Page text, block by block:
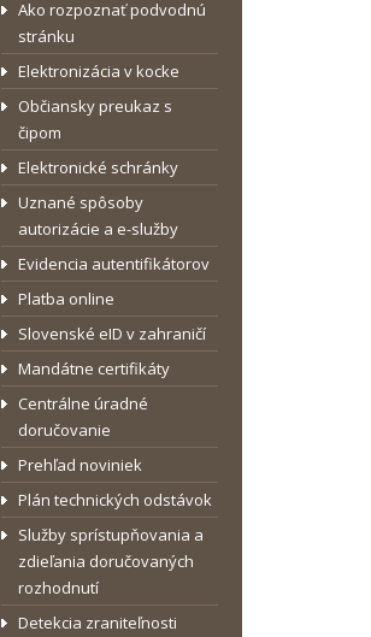
Ako rozpoznať podvodnú
stránku
Elektronizácia v kocke
Občiansky preukaz s
čipom
Elektronické schránky
Uznané spôsoby
autorizácie a e-služby
Evidencia autentifikátorov
Platba online
Slovenské eID v zahraničí
Mandátne certifikáty
Centrálne úradné
doručovanie
Prehľad noviniek
Plán technických odstávok
Služby sprístupňovania a
zdieľania doručovaných
rozhodnutí
Detekcia zraniteľnosti